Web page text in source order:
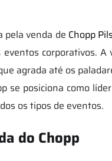
pela venda de Chopp
corporativos. A
agrada até os
posiciona como
os tipos de eventos.
do Chopp